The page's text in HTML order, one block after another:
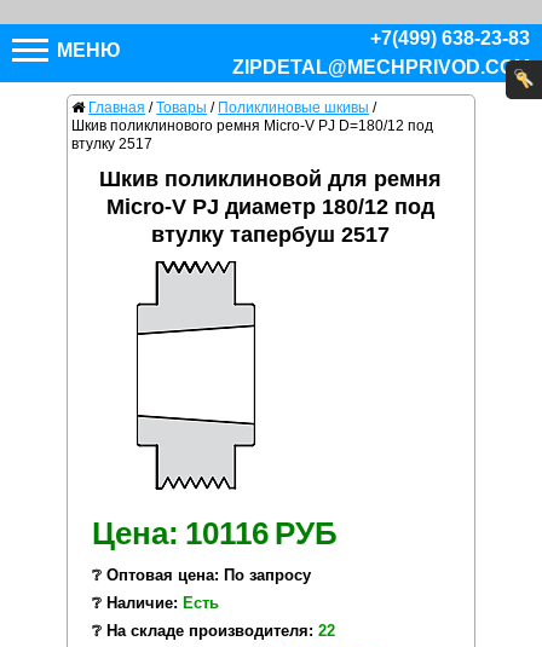
МЕНЮ
+7(499) 638-23-83
ZIPDETAL@MECHPRIVOD.COM
Главная / Товары / Поликлиновые шкивы /
Шкив поликлинового ремня Micro-V PJ D=180/12 под
втулку 2517
Шкив поликлиновой для ремня
Micro-V PJ диаметр 180/12 под
втулку тапербуш 2517
Цена: 10116 РУБ
❔ Оптовая цена: По запросу
❔ Наличие: Есть
❔ На складе производителя: 22